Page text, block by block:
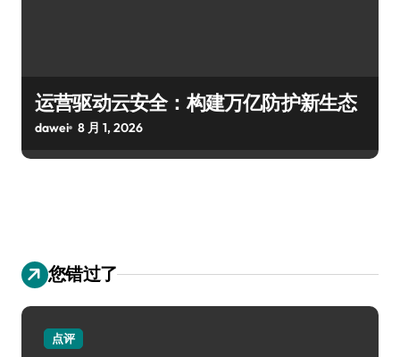
运营驱动云安全：构建万亿防护新生态
dawei 8 月 1, 2026
您错过了
点评